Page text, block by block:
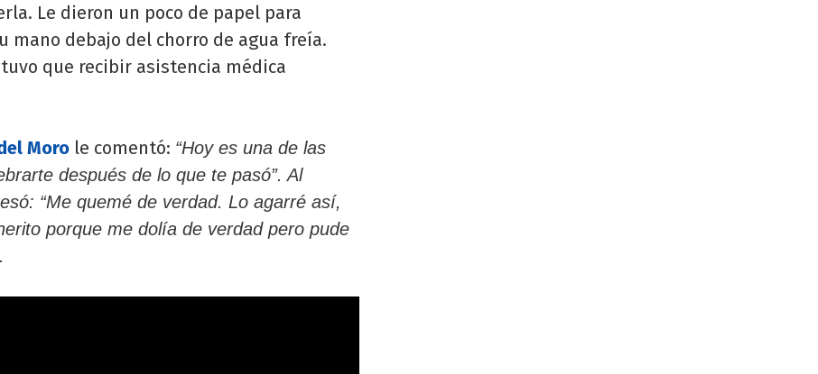
Le dieron un poco de papel para
mano debajo del chorro de agua freía.
que recibir asistencia médica
Moro le comentó: “Hoy es una de las
después de lo que te pasó”. Al
“Me quemé de verdad. Lo agarré así,
porque me dolía de verdad pero pude